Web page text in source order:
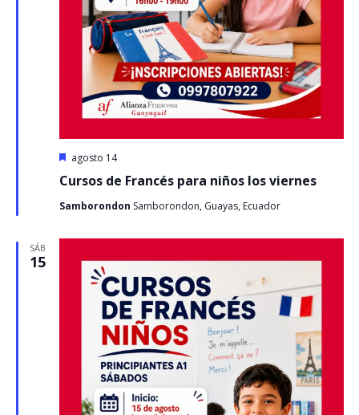
Cursos de Francés para niños los viernes
Destacado
agosto 14
Samborondon Samborondon, Guayas, Ecuador
SÁB
15